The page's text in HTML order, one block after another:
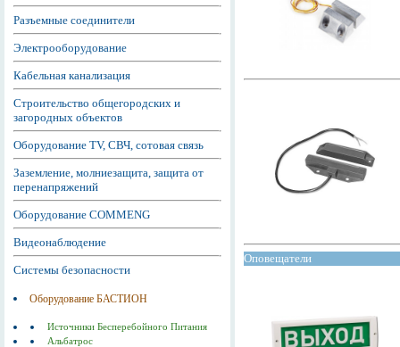
Разъемные соединители
Электрооборудование
Кабельная канализация
Строительство общегородских и
загородных объектов
Оборудование TV, СВЧ, сотовая связь
Заземление, молниезащита, защита от
перенапряжений
Оборудование COMMENG
Видеонаблюдение
Системы безопасности
Оборудование БАСТИОН
Источники Бесперебойного Питания
Альбатрос
Оповещатели